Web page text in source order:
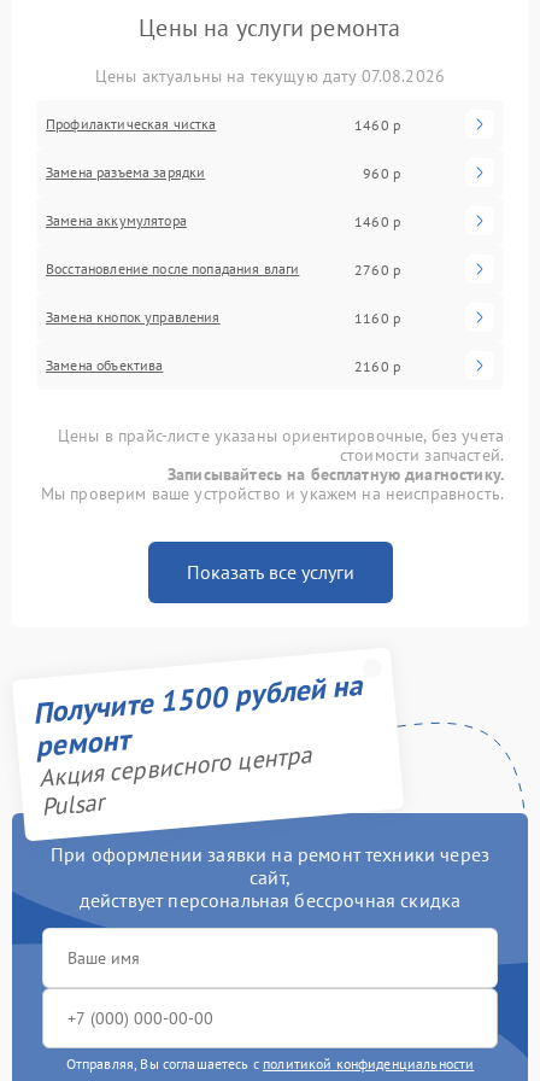
Цены на услуги ремонта
Цены актуальны на текущую дату 07.08.2026
Профилактическая чистка 1460 р
Замена разъема зарядки 960 р
Замена аккумулятора 1460 р
Восстановление после попадания влаги 2760 р
Замена кнопок управления 1160 р
Замена объектива 2160 р
Цены в прайс-листе указаны ориентировочные, без учета
стоимости запчастей.
Записывайтесь на бесплатную диагностику.
Мы проверим ваше устройство и укажем на неисправность.
Показать все услуги
Получите 1500 рублей на
ремонт
Акция сервисного центра
Pulsar
При оформлении заявки на ремонт техники через
сайт,
действует персональная бессрочная скидка
Отправляя, Вы соглашаетесь с политикой конфиденциальности